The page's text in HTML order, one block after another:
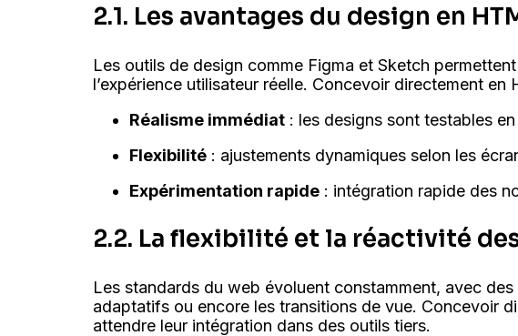
2.1. Les avantages du design en
Les outils de design comme Figma et Sketch
l’expérience utilisateur réelle. Concevoir directement
Réalisme immédiat : les designs sont testables
Flexibilité : ajustements dynamiques selon les
Expérimentation rapide : intégration rapide des
2.2. La flexibilité et la réactivité
Les standards du web évoluent constamment, avec
adaptatifs ou encore les transitions de vue. Concevoir
attendre leur intégration dans des outils tiers.